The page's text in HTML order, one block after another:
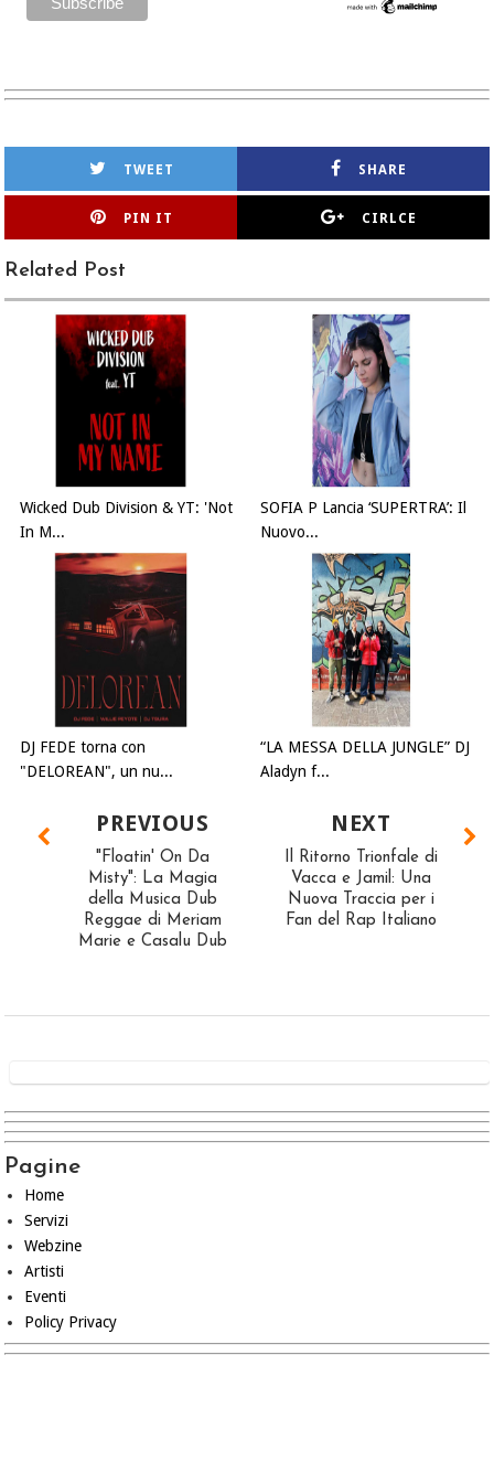
TWEET SHARE
PIN IT CIRLCE
Related Post
Wicked Dub Division & YT: 'Not
In M...
SOFIA P Lancia ‘SUPERTRA’: Il
Nuovo...
DJ FEDE torna con
"DELOREAN", un nu...
“LA MESSA DELLA JUNGLE” DJ
Aladyn f...
NEXT
Il Ritorno Trionfale di
Vacca e Jamil: Una
Nuova Traccia per i
Fan del Rap Italiano
PREVIOUS
"Floatin' On Da
Misty": La Magia
della Musica Dub
Reggae di Meriam
Marie e Casalu Dub
Pagine
Home
Servizi
Webzine
Artisti
Eventi
Policy Privacy